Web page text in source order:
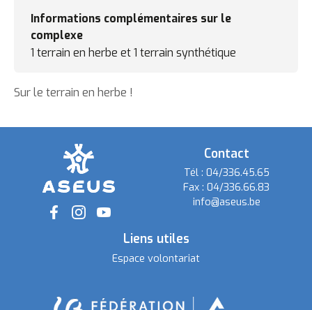
Informations complémentaires sur le
complexe
1 terrain en herbe et 1 terrain synthétique
Sur le terrain en herbe !
Social
Contact
Tél : 04/336.45.65
Fax :04/336.66.83
info@aseus.be
Liens utiles
Espace volontariat